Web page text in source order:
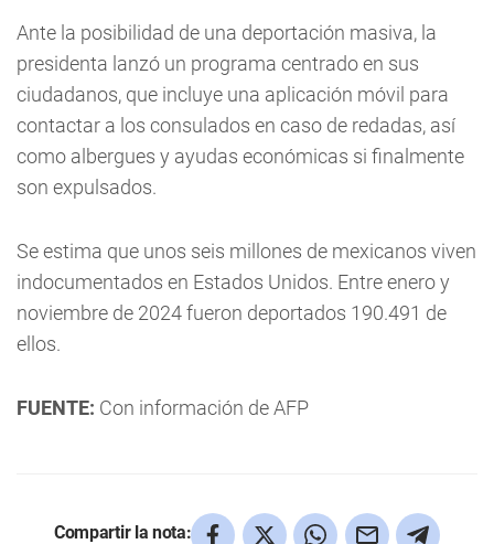
Ante la posibilidad de una deportación masiva, la
presidenta lanzó un programa centrado en sus
ciudadanos, que incluye una aplicación móvil para
contactar a los consulados en caso de redadas, así
como albergues y ayudas económicas si finalmente
son expulsados.
Se estima que unos seis millones de mexicanos viven
indocumentados en Estados Unidos. Entre enero y
noviembre de 2024 fueron deportados 190.491 de
ellos.
FUENTE: Con información de AFP
Compartir la nota: